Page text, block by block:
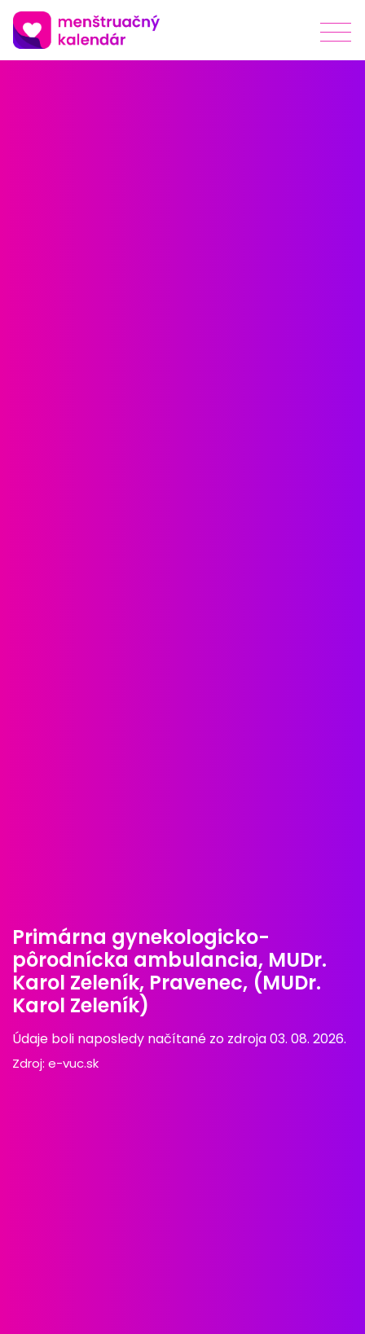
Primárna gynekologicko-
pôrodnícka ambulancia, MUDr.
Karol Zeleník, Pravenec, (MUDr.
Karol Zeleník)
Údaje boli naposledy načítané zo zdroja 03. 08. 2026.
Zdroj: e-vuc.sk